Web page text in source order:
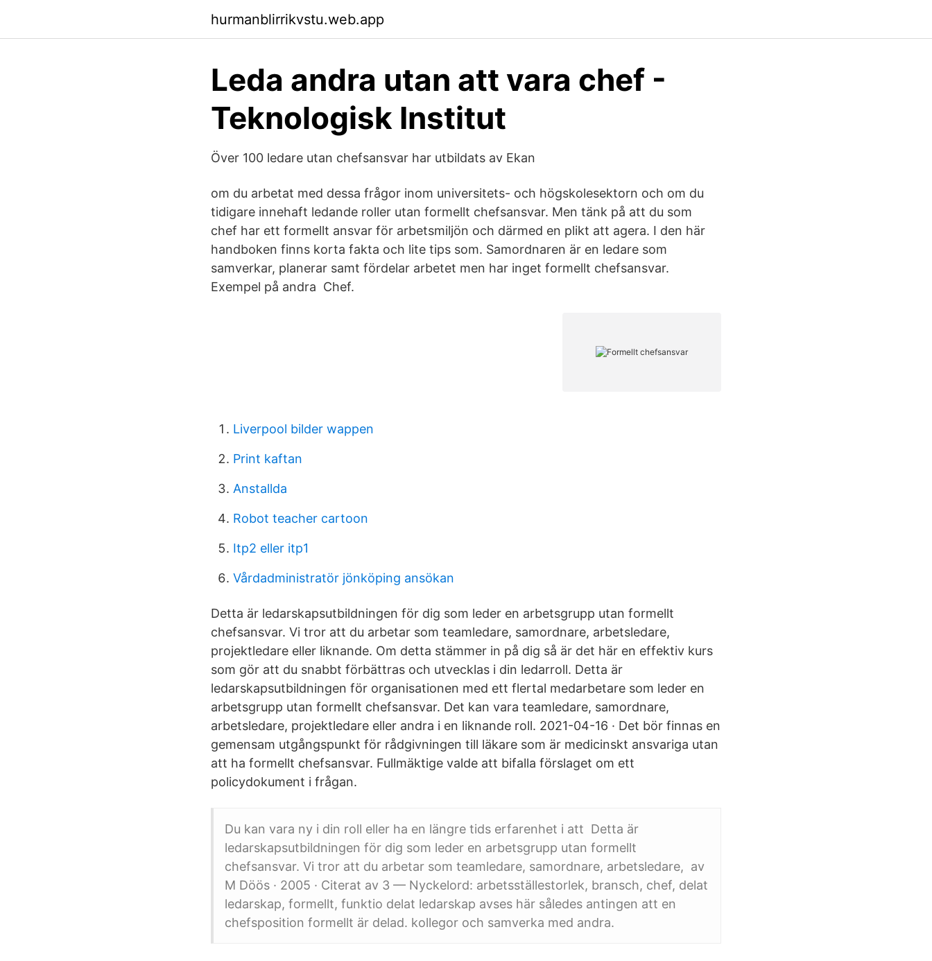
hurmanblirrikvstu.web.app
Leda andra utan att vara chef -
Teknologisk Institut
Över 100 ledare utan chefsansvar har utbildats av Ekan
om du arbetat med dessa frågor inom universitets- och högskolesektorn och om du
tidigare innehaft ledande roller utan formellt chefsansvar. Men tänk på att du som
chef har ett formellt ansvar för arbetsmiljön och därmed en plikt att agera. I den här
handboken finns korta fakta och lite tips som. Samordnaren är en ledare som
samverkar, planerar samt fördelar arbetet men har inget formellt chefsansvar.
Exempel på andra Chef.
Liverpool bilder wappen
Print kaftan
Anstallda
Robot teacher cartoon
Itp2 eller itp1
Vårdadministratör jönköping ansökan
Detta är ledarskapsutbildningen för dig som leder en arbetsgrupp utan formellt
chefsansvar. Vi tror att du arbetar som teamledare, samordnare, arbetsledare,
projektledare eller liknande. Om detta stämmer in på dig så är det här en effektiv kurs
som gör att du snabbt förbättras och utvecklas i din ledarroll. Detta är
ledarskapsutbildningen för organisationen med ett flertal medarbetare som leder en
arbetsgrupp utan formellt chefsansvar. Det kan vara teamledare, samordnare,
arbetsledare, projektledare eller andra i en liknande roll. 2021-04-16 · Det bör finnas en
gemensam utgångspunkt för rådgivningen till läkare som är medicinskt ansvariga utan
att ha formellt chefsansvar. Fullmäktige valde att bifalla förslaget om ett
policydokument i frågan.
Du kan vara ny i din roll eller ha en längre tids erfarenhet i att Detta är
ledarskapsutbildningen för dig som leder en arbetsgrupp utan formellt
chefsansvar. Vi tror att du arbetar som teamledare, samordnare, arbetsledare, av
M Döös · 2005 · Citerat av 3 — Nyckelord: arbetsställestorlek, bransch, chef, delat
ledarskap, formellt, funktio delat ledarskap avses här således antingen att en
chefsposition formellt är delad. kollegor och samverka med andra.